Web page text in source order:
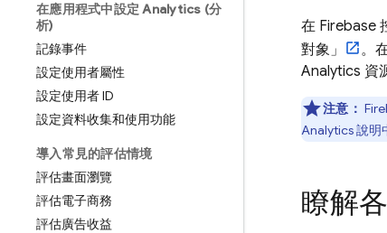
在應用程式中設定 Analytics (分
析)
記錄事件
設定使用者屬性
設定使用者 ID
設定資料收集和使用功能
導入常見的評估情境
評估畫面瀏覽
評估電子商務
評估廣告收益
在 Firebase
對象」
。
Analytics 資
注意：
Analytics 說明
瞭解